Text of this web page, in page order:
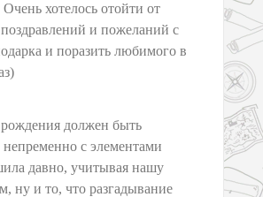
хотелось отойти от
и пожеланий с
и поразить любимого в
должен быть
непременно с элементами
давно, учитывая нашу
ну и то, что разгадывание